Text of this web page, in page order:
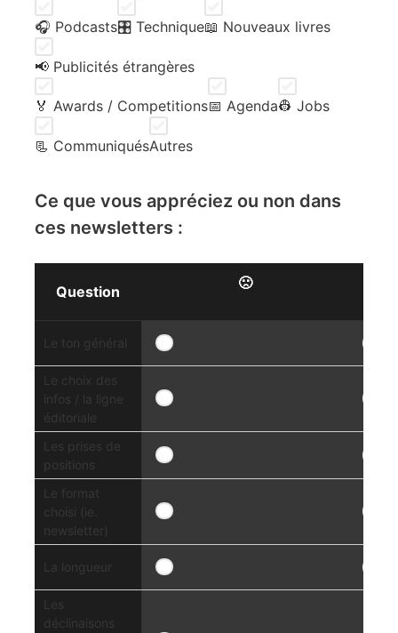
🎧 Podcasts🎛️ Technique📖 Nouveaux livres
📢 Publicités étrangères
🏅 Awards / Competitions📅 Agenda👷 Jobs
📃 CommuniquésAutres
Ce que vous appréciez ou non dans
ces newsletters :
Question 🙁
Le ton général
Le choix des
infos / la ligne
éditoriale
Les prises de
positions
Le format
choisi (ie.
newsletter)
La longueur
Les
déclinaisons